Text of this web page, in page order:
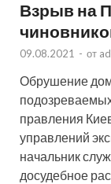
Взрыв на
09.08.2021 - от
Обрушение
правления
управлений
начальник
досудебное